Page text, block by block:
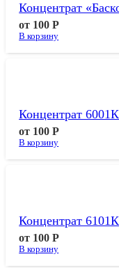
Концентрат
от 100Р
В корзину
Концентрат
от 100Р
В корзину
Концентрат
от 100Р
В корзину